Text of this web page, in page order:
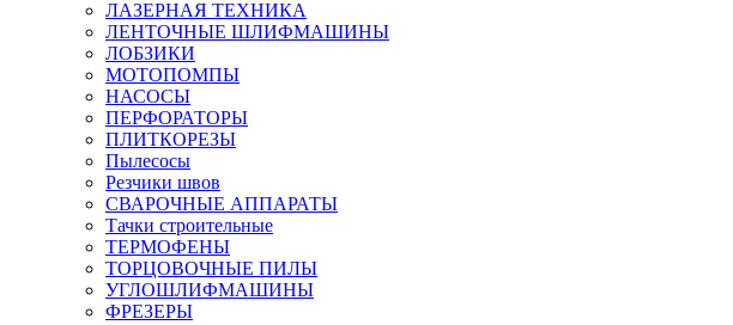
ЛАЗЕРНАЯ ТЕХНИКА
ЛЕНТОЧНЫЕ ШЛИФМАШИНЫ
ЛОБЗИКИ
МОТОПОМПЫ
НАСОСЫ
ПЕРФОРАТОРЫ
ПЛИТКОРЕЗЫ
Пылесосы
Резчики швов
СВАРОЧНЫЕ АППАРАТЫ
Тачки строительные
ТЕРМОФЕНЫ
ТОРЦОВОЧНЫЕ ПИЛЫ
УГЛОШЛИФМАШИНЫ
ФРЕЗЕРЫ